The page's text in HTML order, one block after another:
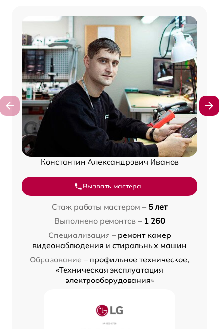
Константин Александрович Иванов
Вызвать мастера
Стаж работы мастером – 5 лет
Выполнено ремонтов – 1 260
Специализация – ремонт камер
видеонаблюдения и стиральных машин
Образование – профильное техническое,
«Техническая эксплуатация
электрооборудования»